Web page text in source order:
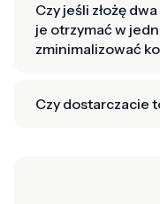
Czy jeśli złożę
je otrzymać w
zminimalizować
Czy dostarczacie